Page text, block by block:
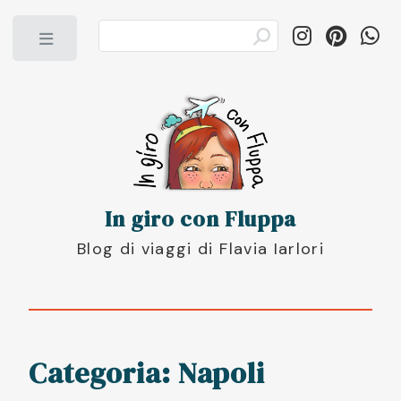
In giro con Fluppa
Blog di viaggi di Flavia Iarlori
Categoria: Napoli